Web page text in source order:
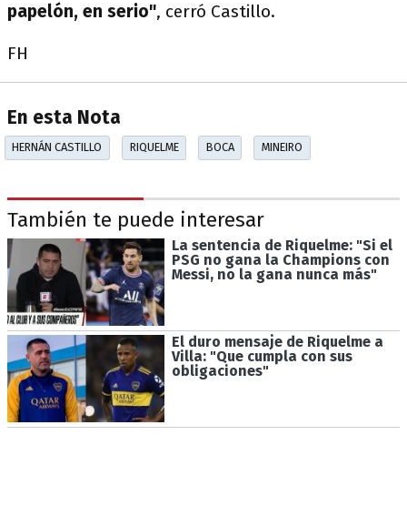
papelón, en serio", cerró Castillo.
FH
En esta Nota
HERNÁN CASTILLO RIQUELME BOCA MINEIRO
También te puede interesar
La sentencia de Riquelme: "Si el
PSG no gana la Champions con
Messi, no la gana nunca más"
El duro mensaje de Riquelme a
Villa: "Que cumpla con sus
obligaciones"